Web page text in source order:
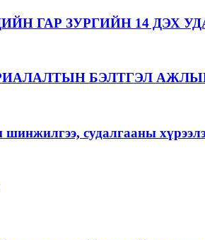
ГАР ЗУРГИЙН 14 ДЭХ
БЭЛТГЭЛ
шинжилгээ, судалгааны